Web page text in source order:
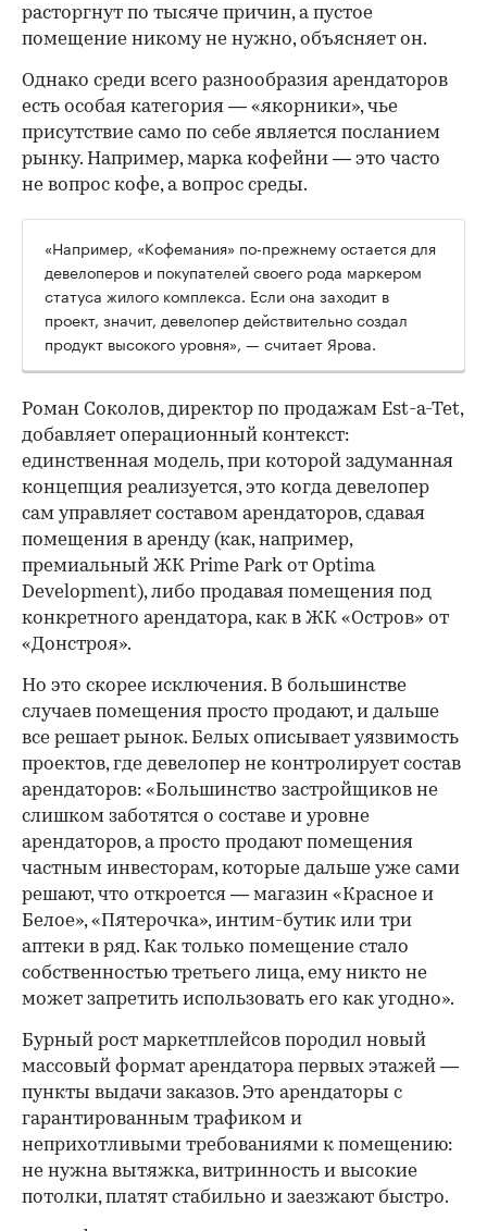
расторгнут по тысяче причин, а пустое
помещение никому не нужно, объясняет он.
Однако среди всего разнообразия арендаторов
есть особая категория — «якорники», чье
присутствие само по себе является посланием
рынку. Например, марка кофейни — это часто
не вопрос кофе, а вопрос среды.
«Например, «Кофемания» по-прежнему остается для
девелоперов и покупателей своего рода маркером
статуса жилого комплекса. Если она заходит в
проект, значит, девелопер действительно создал
продукт высокого уровня», — считает Ярова.
Роман Соколов, директор по продажам Est-a-Tet,
добавляет операционный контекст:
единственная модель, при которой задуманная
концепция реализуется, это когда девелопер
сам управляет составом арендаторов, сдавая
помещения в аренду (как, например,
премиальный ЖК Prime Park от Optima
Development), либо продавая помещения под
конкретного арендатора, как в ЖК «Остров» от
«Донстроя».
Но это скорее исключения. В большинстве
случаев помещения просто продают, и дальше
все решает рынок. Белых описывает уязвимость
проектов, где девелопер не контролирует состав
арендаторов: «Большинство застройщиков не
слишком заботятся о составе и уровне
арендаторов, а просто продают помещения
частным инвесторам, которые дальше уже сами
решают, что откроется — магазин «Красное и
Белое», «Пятерочка», интим-бутик или три
аптеки в ряд. Как только помещение стало
собственностью третьего лица, ему никто не
может запретить использовать его как угодно».
Бурный рост маркетплейсов породил новый
массовый формат арендатора первых этажей —
пункты выдачи заказов. Это арендаторы с
гарантированным трафиком и
неприхотливыми требованиями к помещению:
не нужна вытяжка, витринность и высокие
потолки, платят стабильно и заезжают быстро.